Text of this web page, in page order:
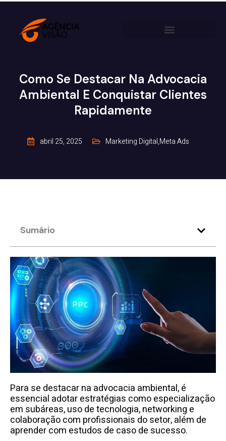
Como Se Destacar Na Advocacia
Ambiental E Conquistar Clientes
Rapidamente
abril 25, 2025 Marketing Digital,Meta Ads
Sumário
Para se destacar na advocacia ambiental, é
essencial adotar estratégias como especialização
em subáreas, uso de tecnologia, networking e
colaboração com profissionais do setor, além de
aprender com estudos de caso de sucesso.